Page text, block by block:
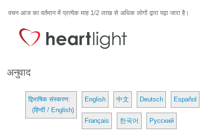
वचन आज का वर्तमान में प्रत्येक माह 1/2 लाख से अधिक लोगों द्वारा पढ़ा जारा है।
अनुवाद
द्विभाषिक संस्करण:
(हिन्दी / English)
English 中文 Deutsch Español
Français 한국어 Русский